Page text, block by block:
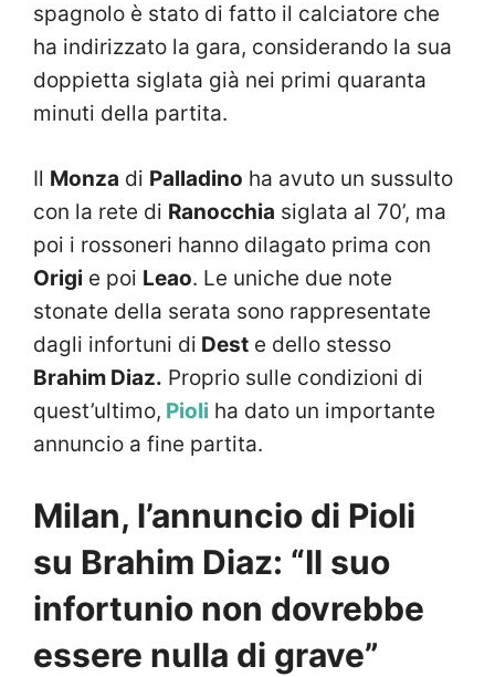
spagnolo è stato di fatto il calciatore che
ha indirizzato la gara, considerando la sua
doppietta siglata già nei primi quaranta
minuti della partita.
Il Monza di Palladino ha avuto un sussulto
con la rete di Ranocchia siglata al 70’, ma
poi i rossoneri hanno dilagato prima con
Origi e poi Leao. Le uniche due note
stonate della serata sono rappresentate
dagli infortuni di Dest e dello stesso
Brahim Diaz. Proprio sulle condizioni di
quest’ultimo, Pioli ha dato un importante
annuncio a fine partita.
Milan, l’annuncio di Pioli
su Brahim Diaz: “Il suo
infortunio non dovrebbe
essere nulla di grave”